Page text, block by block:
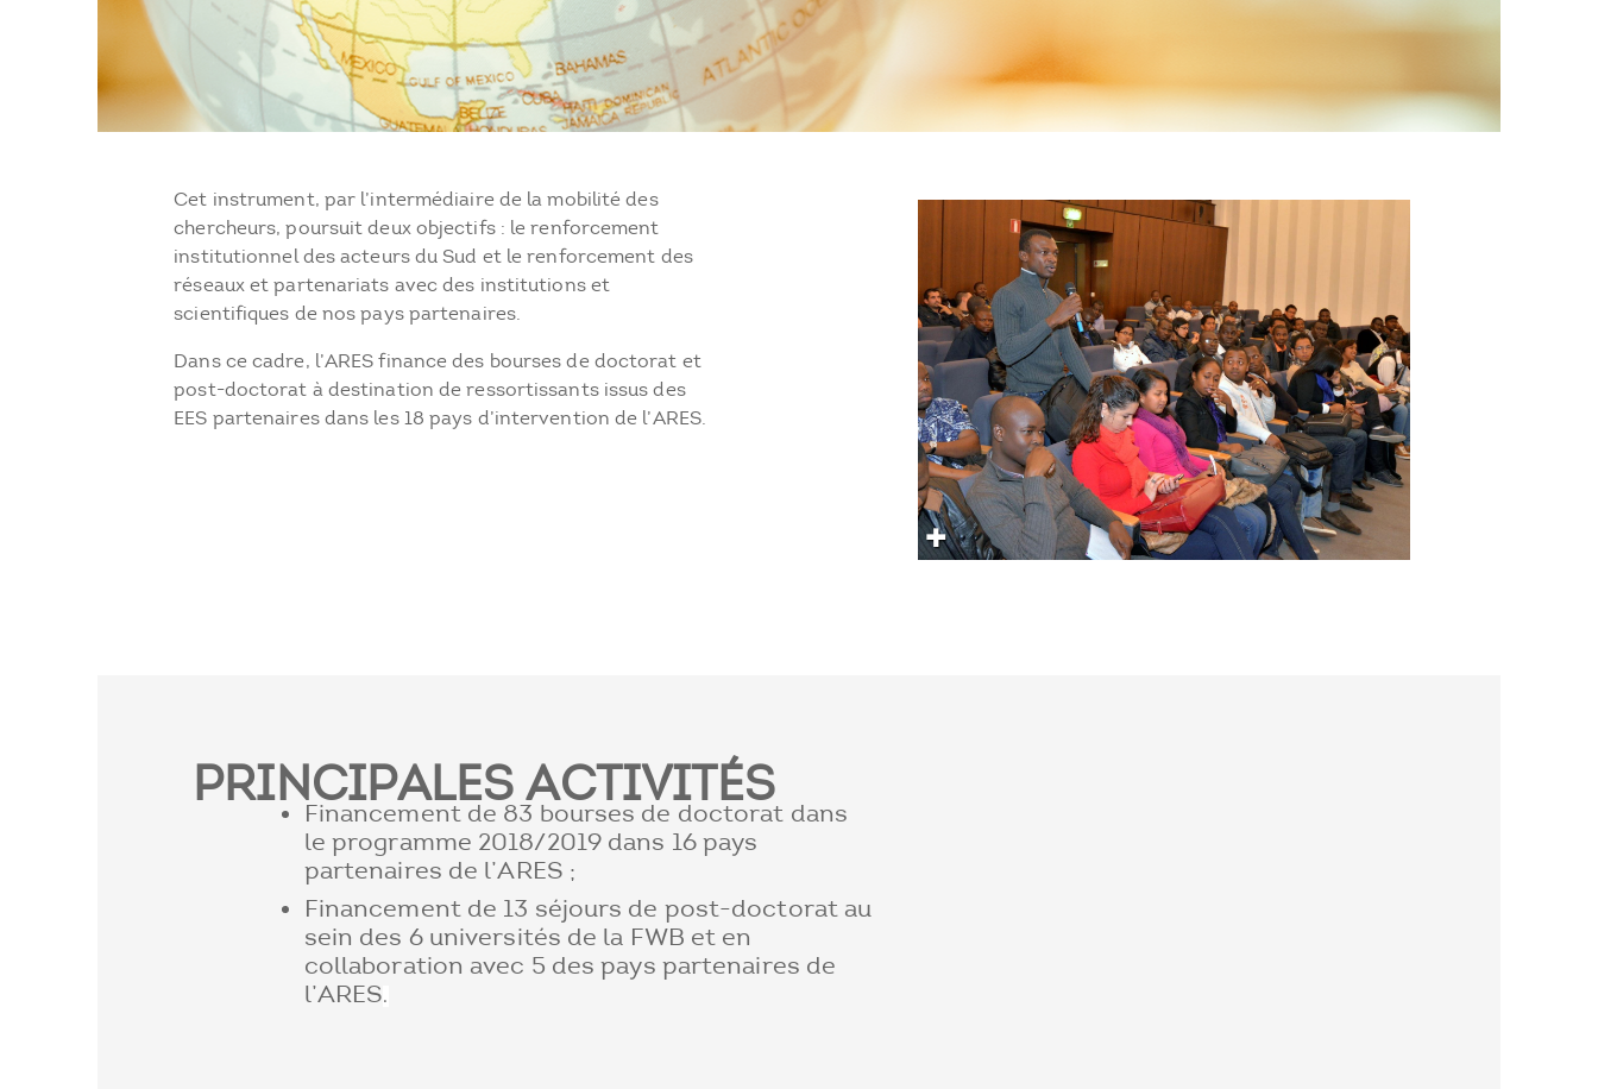
Cet instrument, par l’intermédiaire de la mobilité des
chercheurs, poursuit deux objectifs : le renforcement
institutionnel des acteurs du Sud et le renforcement des
réseaux et partenariats avec des institutions et
scientifiques de nos pays partenaires.
Dans ce cadre, l’ARES finance des bourses de doctorat et
post-doctorat à destination de ressortissants issus des
EES partenaires dans les 18 pays d’intervention de l’ARES.
PRINCIPALES ACTIVITÉS
Financement de 83 bourses de doctorat dans
le programme 2018/2019 dans 16 pays
partenaires de l’ARES ;
Financement de 13 séjours de post-doctorat au
sein des 6 universités de la FWB et en
collaboration avec 5 des pays partenaires de
l’ARES.